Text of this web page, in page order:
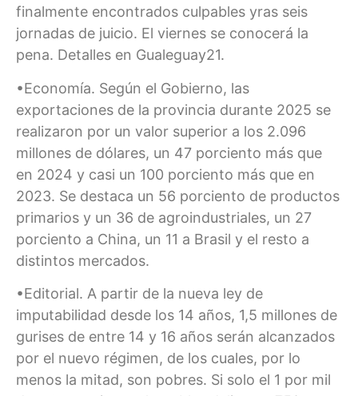
finalmente encontrados culpables yras seis
jornadas de juicio. El viernes se conocerá la
pena. Detalles en Gualeguay21.
•Economía. Según el Gobierno, las
exportaciones de la provincia durante 2025 se
realizaron por un valor superior a los 2.096
millones de dólares, un 47 porciento más que
en 2024 y casi un 100 porciento más que en
2023. Se destaca un 56 porciento de productos
primarios y un 36 de agroindustriales, un 27
porciento a China, un 11 a Brasil y el resto a
distintos mercados.
•Editorial. A partir de la nueva ley de
imputabilidad desde los 14 años, 1,5 millones de
gurises de entre 14 y 16 años serán alcanzados
por el nuevo régimen, de los cuales, por lo
menos la mitad, son pobres. Si solo el 1 por mil